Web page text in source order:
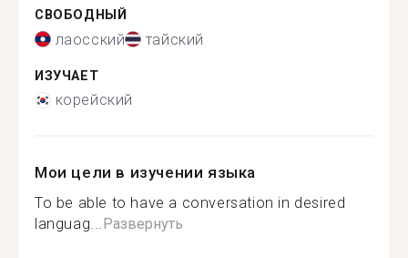
СВОБОДНЫЙ
лаосский тайский
ИЗУЧАЕТ
корейский
Мои цели в изучении языка
To be able to have a conversation in desired
languag...Развернуть